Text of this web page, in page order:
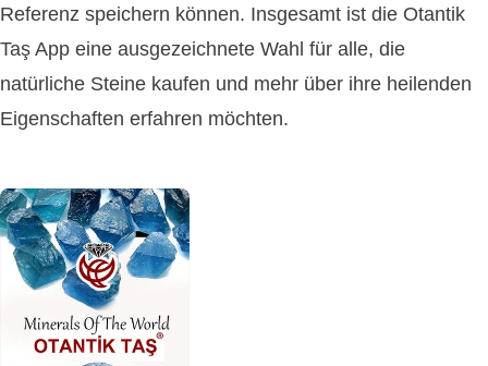
Referenz speichern können. Insgesamt ist die Otantik
Taş App eine ausgezeichnete Wahl für alle, die
natürliche Steine ​​kaufen und mehr über ihre heilenden
Eigenschaften erfahren möchten.